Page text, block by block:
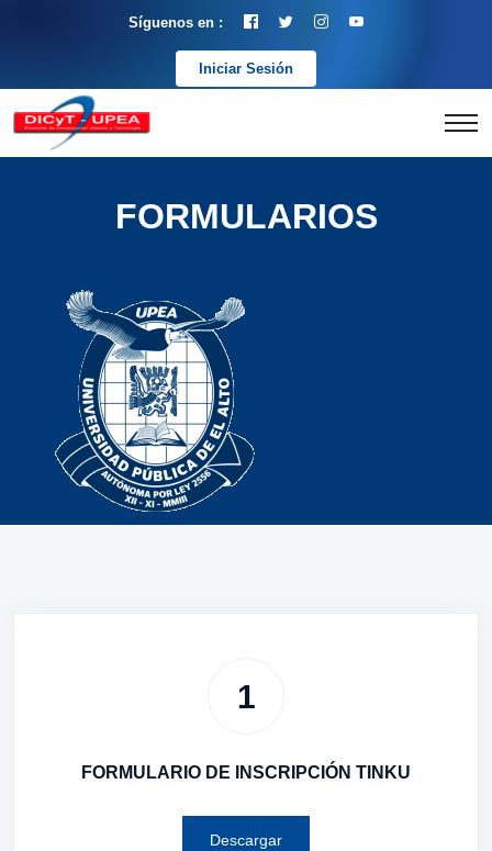
Síguenos en :
Iniciar Sesión
FORMULARIOS
1
FORMULARIO DE INSCRIPCIÓN TINKU
Descargar